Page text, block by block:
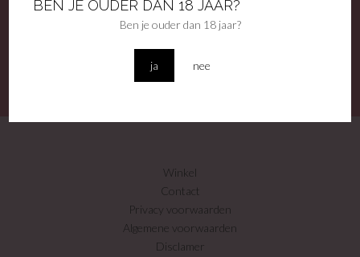
BEN JE OUDER DAN 18 JAAR?
Ben je ouder dan 18 jaar?
ja nee
€ 35,00
TOEVOEGEN AAN WINKELWAGEN
Winkel
Contact
Privacy voorwaarden
Algemene voorwaarden
Disclamer